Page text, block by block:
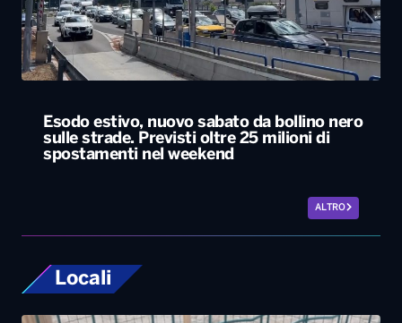
Esodo estivo, nuovo sabato da bollino nero
sulle strade. Previsti oltre 25 milioni di
spostamenti nel weekend
ALTRO
Locali